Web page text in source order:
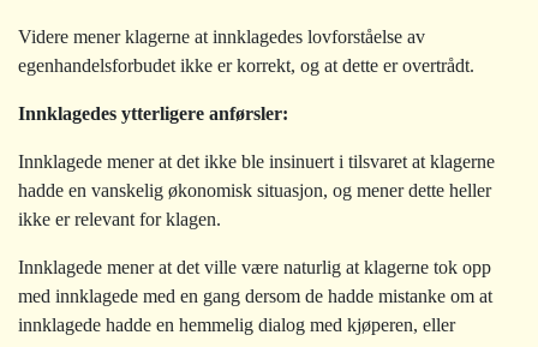
Videre mener klagerne at innklagedes lovforståelse av
egenhandelsforbudet ikke er korrekt, og at dette er overtrådt.
Innklagedes ytterligere anførsler:
Innklagede mener at det ikke ble insinuert i tilsvaret at klagerne
hadde en vanskelig økonomisk situasjon, og mener dette heller
ikke er relevant for klagen.
Innklagede mener at det ville være naturlig at klagerne tok opp
med innklagede med en gang dersom de hadde mistanke om at
innklagede hadde en hemmelig dialog med kjøperen, eller